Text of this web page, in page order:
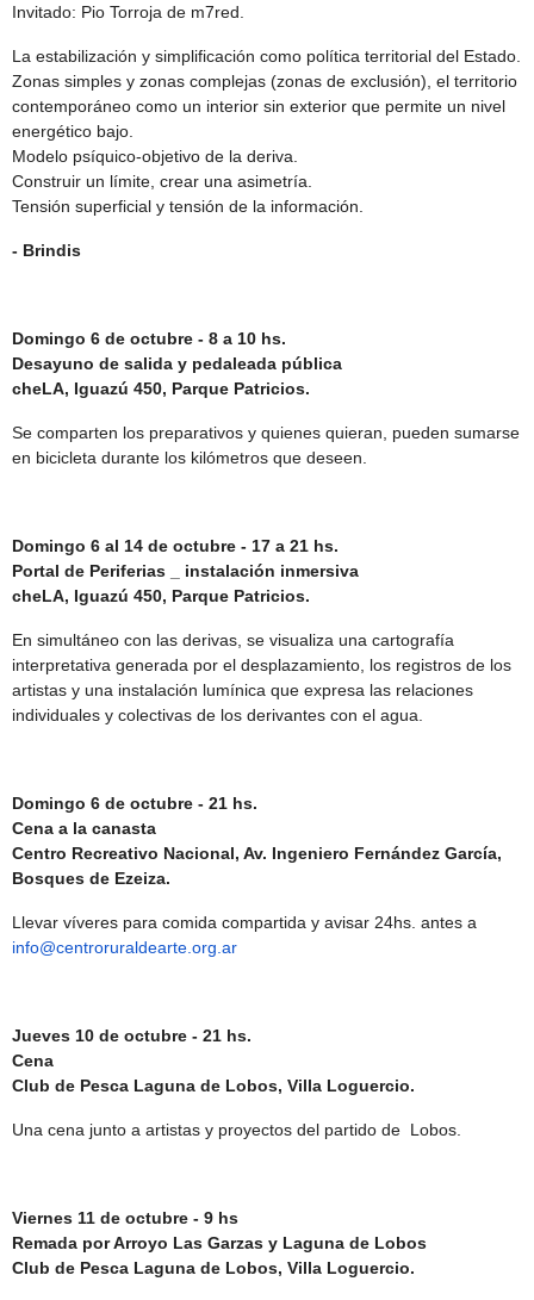
Invitado: Pio Torroja de m7red.
La estabilización y simplificación como política territorial del Estado.
Zonas simples y zonas complejas (zonas de exclusión), el territorio
contemporáneo como un interior sin exterior que permite un nivel
energético bajo.
Modelo psíquico-objetivo de la deriva.
Construir un límite, crear una asimetría.
Tensión superficial y tensión de la información.
- Brindis
Domingo 6 de octubre - 8 a 10 hs.
Desayuno de salida y pedaleada pública
cheLA, Iguazú 450, Parque Patricios.
Se comparten los preparativos y quienes quieran, pueden sumarse
en bicicleta durante los kilómetros que deseen.
Domingo 6 al 14 de octubre - 17 a 21 hs.
Portal de Periferias _ instalación inmersiva
cheLA, Iguazú 450, Parque Patricios.
En simultáneo con las derivas, se visualiza una cartografía
interpretativa generada por el desplazamiento, los registros de los
artistas y una instalación lumínica que expresa las relaciones
individuales y colectivas de los derivantes con el agua.
Domingo 6 de octubre - 21 hs.
Cena a la canasta
Centro Recreativo Nacional, Av. Ingeniero Fernández García,
Bosques de Ezeiza.
Llevar víveres para comida compartida y avisar 24hs. antes a
info@centroruraldearte.org.ar
Jueves 10 de octubre - 21 hs.
Cena
Club de Pesca Laguna de Lobos, Villa Loguercio.
Una cena junto a artistas y proyectos del partido de Lobos.
Viernes 11 de octubre - 9 hs
Remada por Arroyo Las Garzas y Laguna de Lobos
Club de Pesca Laguna de Lobos, Villa Loguercio.